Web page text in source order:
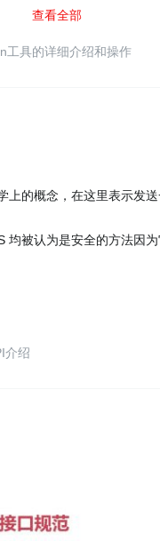
查看全部
工具的详细介绍和操作
上的概念，在这里表示发
均被认为是安全的方法因
介绍